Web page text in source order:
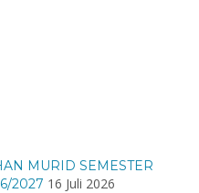
MURID SEMESTER
2027 16 Juli 2026